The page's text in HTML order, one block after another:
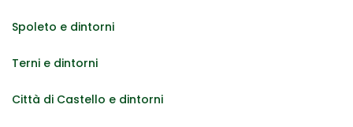
Spoleto e dintorni
Terni e dintorni
Città di Castello e dintorni